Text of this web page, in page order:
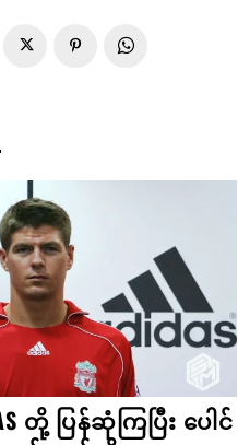
တို့ ပြန်ဆုံကြပြီး ပေါင်